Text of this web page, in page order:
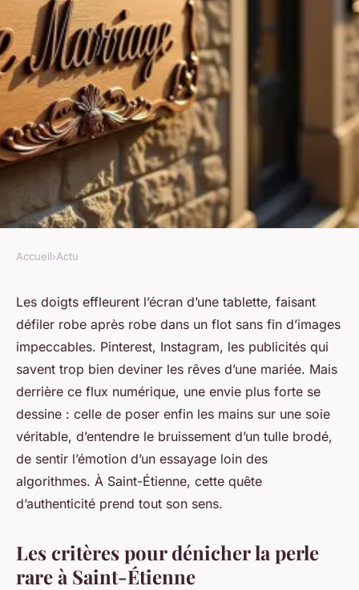
Comment trouver le magasin
mariage idéal à Saint-Étienne
: conseils et astuces
Maxence •9 mars 2026•8 min de lecture
Accueil›Actu
Les doigts effleurent l’écran d’une tablette, faisant
défiler robe après robe dans un flot sans fin d’images
impeccables. Pinterest, Instagram, les publicités qui
savent trop bien deviner les rêves d’une mariée. Mais
derrière ce flux numérique, une envie plus forte se
dessine : celle de poser enfin les mains sur une soie
véritable, d’entendre le bruissement d’un tulle brodé,
de sentir l’émotion d’un essayage loin des
algorithmes. À Saint-Étienne, cette quête
d’authenticité prend tout son sens.
Les critères pour dénicher la perle
rare à Saint-Étienne